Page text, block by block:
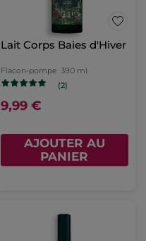
Lait Corps Baies d'Hiver
Flacon-pompe 390 ml
(2)
9,99 €
AJOUTER AU
PANIER